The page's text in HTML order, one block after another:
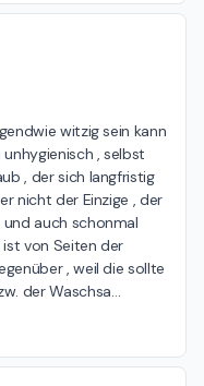
witzig sein kann
, selbst
, der sich langfristig
nicht der Einzige , der
auch schonmal
von Seiten der
, weil die sollte
der Waschsa…